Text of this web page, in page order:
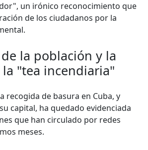
un irónico reconocimiento que
de los ciudadanos por la
la población y la
"tea incendiaria"
recogida de basura en Cuba, y
capital, ha quedado evidenciada
que han circulado por redes
meses.